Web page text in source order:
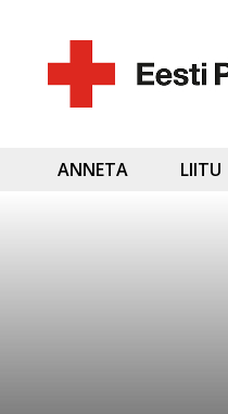
ANNETA LIITU